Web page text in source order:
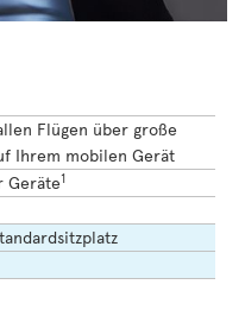
Flügen über große
Ihrem mobilen Gerät
Geräte1